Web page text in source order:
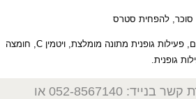
סוכר, להפחית סטרס
פעילות גופנית מתונה מומלצת, ויטמין C, חומצה
גופנית.
052-8567140
או